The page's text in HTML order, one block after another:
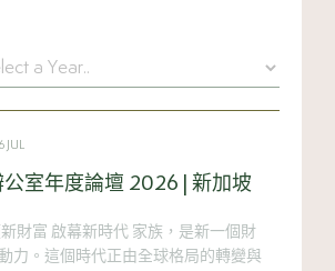
JUL
室年度論壇 2026 | 新加坡
財富 啟幕新時代 家族，是新一個財
力。這個時代正由全球格局的轉變與